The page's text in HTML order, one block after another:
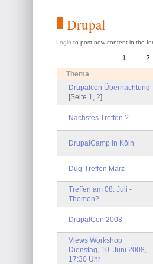
Drupal
Login to post new content in the
1 2
Thema
Drupalcon Übernachtung
[Seite 1,2]
Nächstes Treffen ?
DrupalCamp in Köln
Dug-Treffen März
Treffen am 08. Juli -
Themen?
DrupalCon 2008
Views Workshop
Dienstag, 10. Juni 2008,
17:30 Uhr